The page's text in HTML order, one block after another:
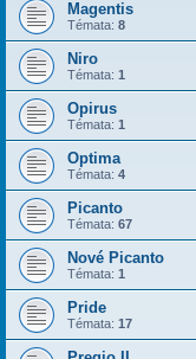
Magentis
Témata: 8
Niro
Témata: 1
Opirus
Témata: 1
Optima
Témata: 4
Picanto
Témata: 67
Nové Picanto
Témata: 1
Pride
Témata: 17